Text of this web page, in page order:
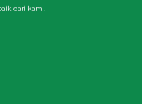
dari kami.